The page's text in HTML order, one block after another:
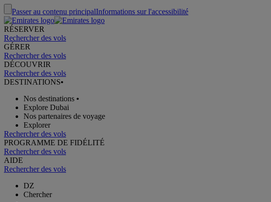
Passer au contenu principalInformations sur l'accessibilité
RÉSERVER
Rechercher des vols
GÉRER
Rechercher des vols
DÉCOUVRIR
Rechercher des vols
DESTINATIONS•
Nos destinations •
Explore Dubai
Nos partenaires de voyage
Explorer
Rechercher des vols
PROGRAMME DE FIDÉLITÉ
Rechercher des vols
AIDE
Rechercher des vols
DZ
Chercher